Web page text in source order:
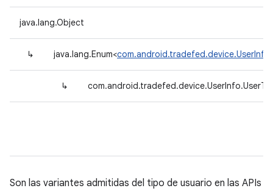
java.lang.Object
↳ java.lang.Enum<
↳
Son las variantes admitidas del tipo de usuario en las APIs